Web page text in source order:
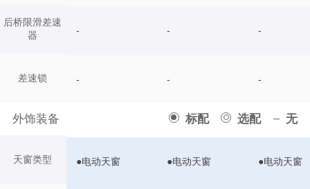
后桥限滑差速
器
差速锁
外饰装备 标配 选配 无
天窗类型
- - -
- - -
●电动天窗 ●电动天窗 ●电动天窗